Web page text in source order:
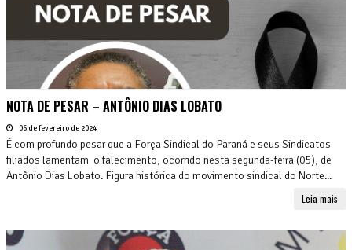
NOTA DE PESAR – ANTÔNIO DIAS LOBATO
06 de fevereiro de 2024
É com profundo pesar que a Força Sindical do Paraná e seus Sindicatos
filiados lamentam o falecimento, ocorrido nesta segunda-feira (05), de
Antônio Dias Lobato. Figura histórica do movimento sindical do Norte...
Leia mais